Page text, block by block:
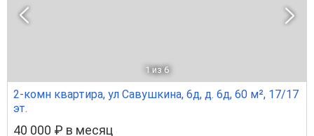
1 из 6
2-комн квартира, ул Савушкина, 6д, д. 6д, 60 м², 17/17
эт.
40 000 ₽ в месяц